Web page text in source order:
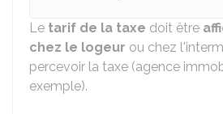
Le tarif de la taxe doit être
chez le logeur ou chez
percevoir la taxe (agence
exemple).